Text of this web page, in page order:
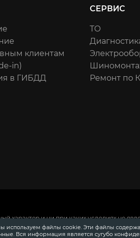
клиентам
in)
в ГИБДД
СЕРВИС
ТО
Ремонт по
и ни при каких условиях не
подробной информации о
в кредит, страховании,
используем файлы cookie. Эти файлы
Вся информация является сугубо